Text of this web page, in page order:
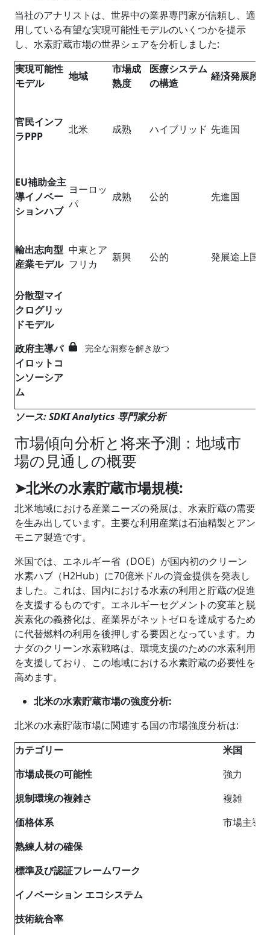
当社のアナリストは、世界中の業界専門家が信頼し、適
用している有望な実現可能性モデルのいくつかを提示
し、水素貯蔵市場の世界シェアを分析しました:
実現可能性
モデル
地域
市場成
熟度
医療システム
の構造
経済発展段階
官民インフ
ラPPP
北米 成熟 ハイブリッド 先進国
EU補助金主
導イノベー
ションハブ
ヨーロッ
パ
成熟 公的 先進国
輸出志向型
産業モデル
中東とア
フリカ
新興 公的 発展途上国
分散型マイ
クログリッ
ドモデル
完全な洞察を解き放つ
政府主導パ
イロットコ
ンソーシア
ム
ソース: SDKI Analytics 専門家分析
市場傾向分析と将来予測：地域市
場の見通しの概要
➤北米の水素貯蔵市場規模:
北米地域における産業ニーズの発展は、水素貯蔵の需要
を生み出しています。主要な利用産業は石油精製とアン
モニア製造です。
米国では、エネルギー省（DOE）が国内初のクリーン
水素ハブ（H2Hub）に70億米ドルの資金提供を発表し
ました。これは、国内における水素の利用と貯蔵の促進
を支援するものです。エネルギーセグメントの変革と脱
炭素化の義務化は、産業界がネットゼロを達成するため
に代替燃料の利用を後押しする要因となっています。カ
ナダのクリーン水素戦略は、環境支援のための水素利用
を支援しており、この地域における水素貯蔵の必要性を
高めます。
北米の水素貯蔵市場の強度分析:
北米の水素貯蔵市場に関連する国の市場強度分析は:
カテゴリー
米国
市場成長の可能性
強力
規制環境の複雑さ
複雑
価格体系
市場主導
熟練人材の確保
標準及び認証フレームワーク
イノベーション エコシステム
技術統合率